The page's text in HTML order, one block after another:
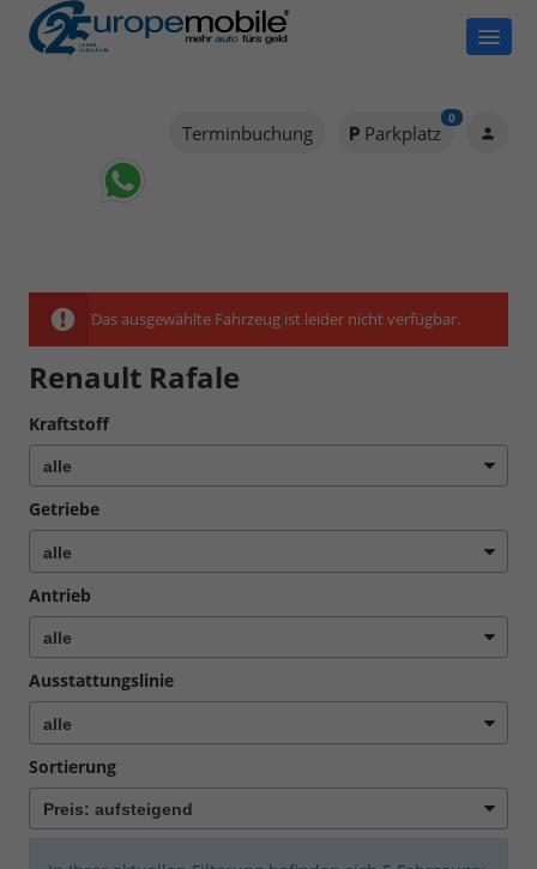
Terminbuchung Parkplatz
0
Das ausgewählte Fahrzeug ist leider nicht verfügbar.
Renault Rafale
Kraftstoff
Getriebe
Antrieb
Ausstattungslinie
Sortierung